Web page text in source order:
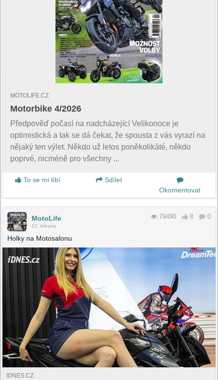
MOTOLIFE.CZ
Motorbike 4/2026
Předpověď počasí na nadcházející Velikonoce je
optimistická a tak se dá čekat, že spousta z vás vyrazí na
nějaký ten výlet. Někdo už letos poněkolikáté, někdo
poprvé, nicméně pro všechny ...
To se mi líbí
Sdílet
Okomentovat
MotoLife
12. března
79490 8 0
Holky na Motosalonu
IDNES.CZ